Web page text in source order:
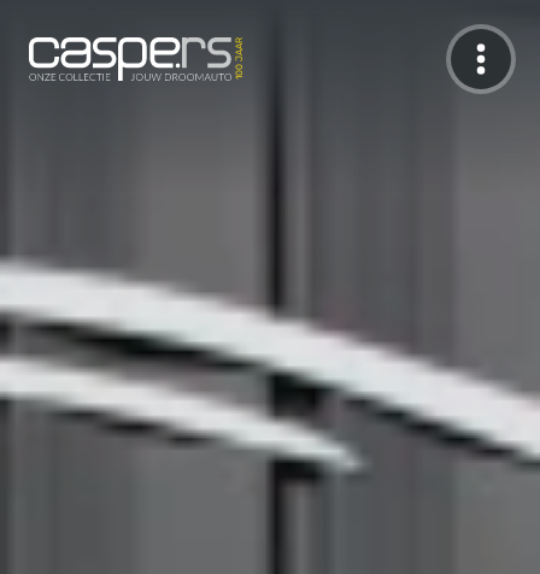
De Caspers Collectie